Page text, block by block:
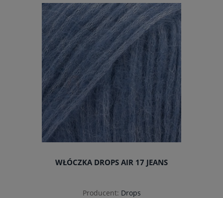
do koszyka
WŁÓCZKA DROPS AIR 17 JEANS
Producent: Drops